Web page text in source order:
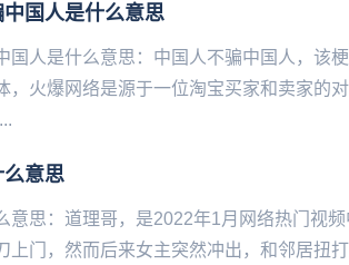
国人是什么意思
国人是什么意思：中国人不骗中国人，该
，火爆网络是源于一位淘宝买家和卖家的
么意思
意思：道理哥，是2022年1月网络热门视
上门，然而后来女主突然冲出，和邻居扭